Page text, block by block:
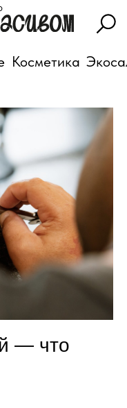
Косметика
— что